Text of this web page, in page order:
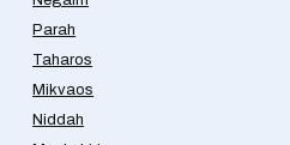
Parah
Taharos
Mikvaos
Niddah